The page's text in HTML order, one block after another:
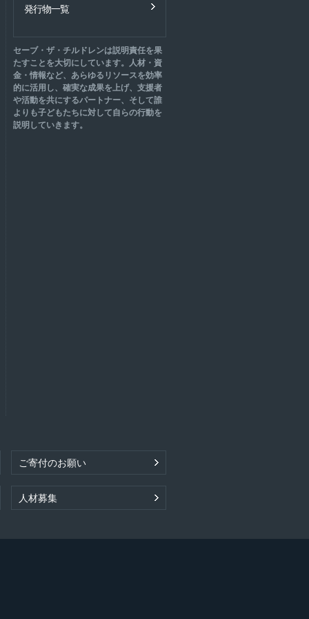
発行物一覧
セーブ・ザ・チルドレンは説明責任を果
たすことを大切にしています。人材・資
金・情報など、あらゆるリソースを効率
的に活用し、確実な成果を上げ、支援者
や活動を共にするパートナー、そして誰
よりも子どもたちに対して自らの行動を
説明していきます。
ご寄付のお願い
人材募集